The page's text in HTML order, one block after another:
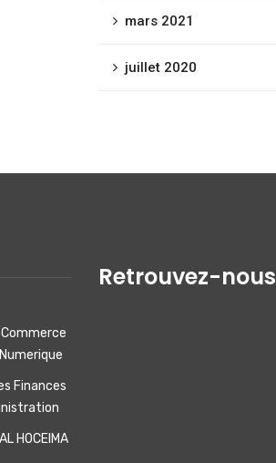
mars 2021
juillet 2020
Finances
HOCEIMA
Retrouvez-nous